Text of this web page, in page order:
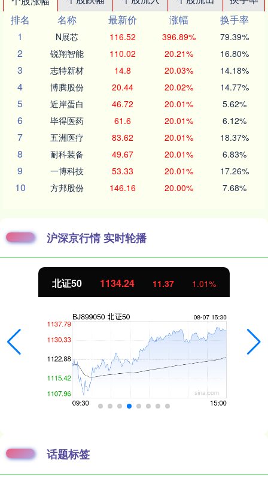
排名
名称 最新价 涨幅
换手率
1
N展芯 116.52 396.89% 79.39%
2 锐翔智能 110.02 20.21% 16.80%
3 志特新材 14.8 20.03% 14.18%
4 博腾股份 20.44 20.02% 14.77%
5 近岸蛋白 46.72 20.01% 5.62%
6 毕得医药 61.6 20.01% 6.12%
7 五洲医疗 83.62 20.01% 18.37%
8 耐科装备 49.67 20.01% 6.83%
9 一博科技 53.33 20.01% 17.26%
10 方邦股份 146.16 20.00% 7.68%
沪深京行情 实时轮播
北证50 1134.24 11.37 1.01%
话题标签